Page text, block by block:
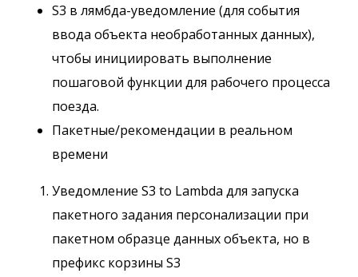
S3 в лямбда-уведомление (для события
ввода объекта необработанных данных),
чтобы инициировать выполнение
пошаговой функции для рабочего процесса
поезда.
Пакетные/рекомендации в реальном
времени
Уведомление S3 to Lambda для запуска
пакетного задания персонализации при
пакетном образце данных объекта, но в
префикс корзины S3